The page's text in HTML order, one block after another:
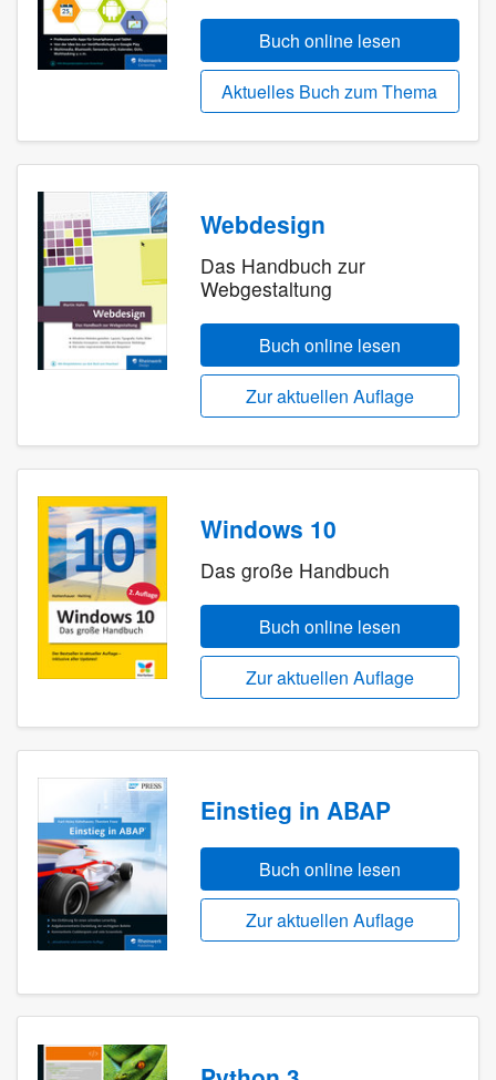
Buch online lesen
Aktuelles Buch zum Thema
Webdesign
Das Handbuch zur
Webgestaltung
Buch online lesen
Zur aktuellen Auflage
Windows 10
Das große Handbuch
Buch online lesen
Zur aktuellen Auflage
Einstieg in ABAP
Buch online lesen
Zur aktuellen Auflage